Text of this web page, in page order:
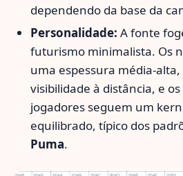
dependendo da base da
Personalidade: A fonte
futurismo minimalista. Os
uma espessura média-
visibilidade à distância, e
jogadores seguem um
equilibrado, típico dos
Puma.